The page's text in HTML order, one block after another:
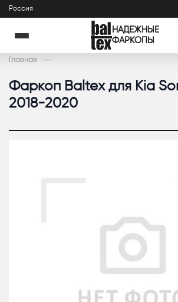
Россия
НАДЕЖНЫЕ
ФАРКОПЫ
Главная
Фаркоп Baltex для Kia
2018-2020